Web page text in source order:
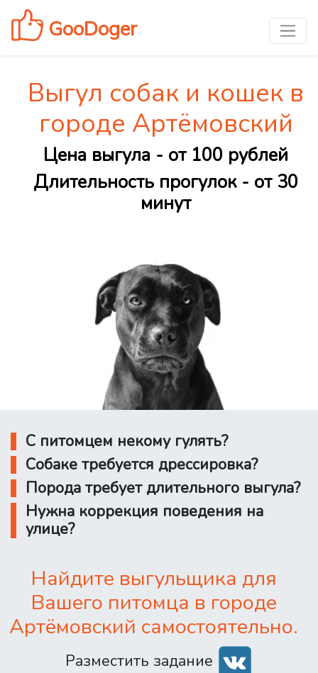
GooDoger
Выгул собак и кошек в
городе Артёмовский
Цена выгула - от 100 рублей
Длительность прогулок - от 30
минут
С питомцем некому гулять?
Собаке требуется дрессировка?
Порода требует длительного выгула?
Нужна коррекция поведения на
улице?
Найдите выгульщика для
Вашего питомца в городе
Артёмовский самостоятельно.
Разместить задание